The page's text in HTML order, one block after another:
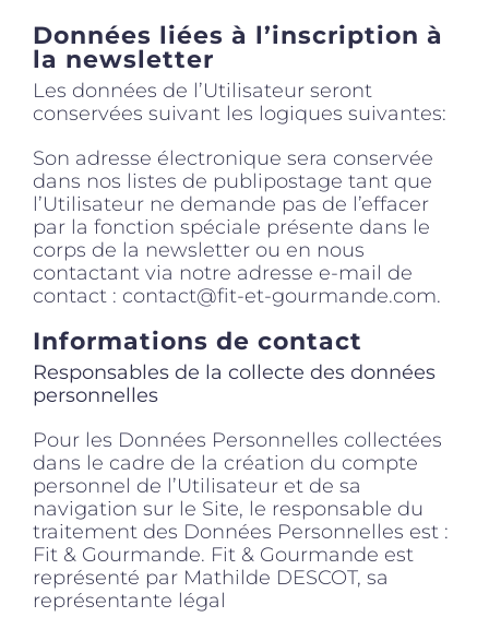
Données liées à l’inscription à
la newsletter
Les données de l’Utilisateur seront
conservées suivant les logiques suivantes:
Son adresse électronique sera conservée
dans nos listes de publipostage tant que
l’Utilisateur ne demande pas de l’effacer
par la fonction spéciale présente dans le
corps de la newsletter ou en nous
contactant via notre adresse e-mail de
contact : contact@fit-et-gourmande.com.
Informations de contact
Responsables de la collecte des données
personnelles
Pour les Données Personnelles collectées
dans le cadre de la création du compte
personnel de l’Utilisateur et de sa
navigation sur le Site, le responsable du
traitement des Données Personnelles est :
Fit & Gourmande. Fit & Gourmande est
représenté par Mathilde DESCOT, sa
représentante légal